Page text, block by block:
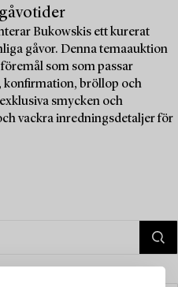
Bukowskis ett kurerat
gåvor. Denna temaauktion
som som passar
konfirmation, bröllop och
smycken och
vackra inredningsdetaljer för